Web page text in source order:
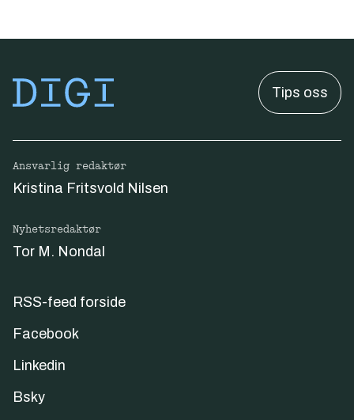
Tips oss
Ansvarlig redaktør
Kristina Fritsvold Nilsen
Nyhetsredaktør
Tor M. Nondal
RSS-feed forside
Facebook
Linkedin
Bsky